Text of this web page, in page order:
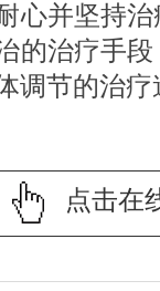
心并坚持
的治疗手段
调节的治疗
点击在